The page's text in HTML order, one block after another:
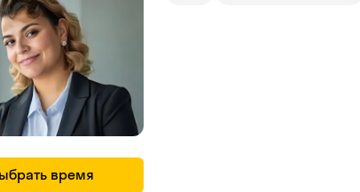
время